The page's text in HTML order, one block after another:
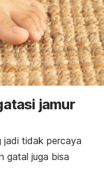
jamur
jadi tidak percaya
gatal juga bisa